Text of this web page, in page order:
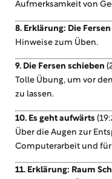
Aufmerksamkeit von
8. Erklärung: Die
Hinweise zum Üben.
9. Die Fersen schieben
Tolle Übung, um vor
zu lassen.
10. Es geht aufwärts
Über die Augen zur
Computerarbeit und für
11. Erklärung: Raum